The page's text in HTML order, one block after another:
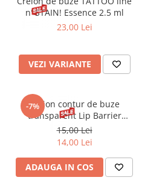
n' STAIN! Essence 2.5 ml
23,00 Lei
VEZI VARIANTE
-7%
Creion contur de buze
transparent Lip Barrier
Golden Rose 1.6 g
15,00 Lei
14,00 Lei
ADAUGA IN COS